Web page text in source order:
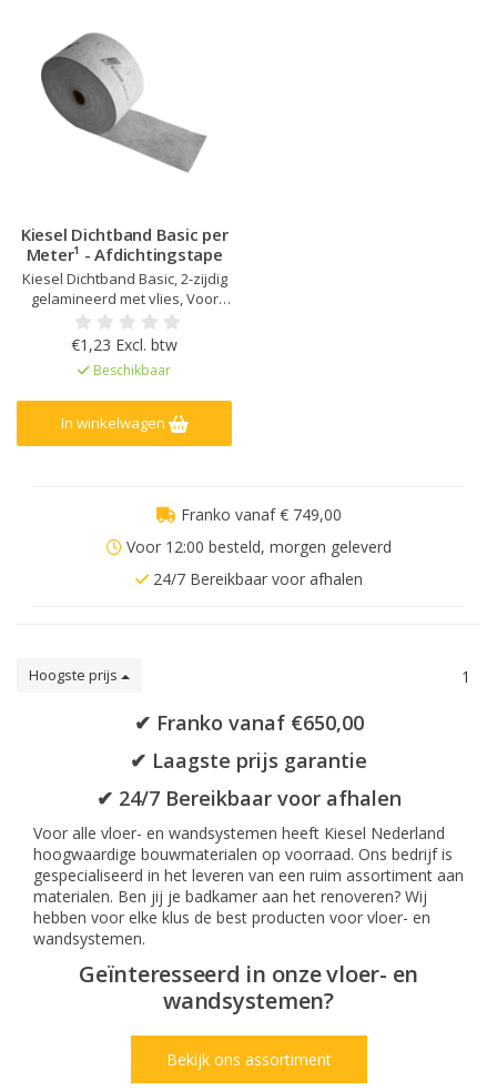
Kiesel Dichtband Basic per
Meter¹ - Afdichtingstape
Kiesel Dichtband Basic, 2-zijdig
gelamineerd met vlies, Voor
natte en vochtige ruimtes en
buiten, Ter versterking van
inwendige hoeken en
overgangsnaden
€1,23 Excl. btw
Beschikbaar
In winkelwagen
Franko vanaf € 749,00
Voor 12:00 besteld, morgen geleverd
24/7 Bereikbaar voor afhalen
Hoogste prijs 1
✔ Franko vanaf €650,00
✔ Laagste prijs garantie
✔ 24/7 Bereikbaar voor afhalen
Voor alle vloer- en wandsystemen heeft Kiesel Nederland
hoogwaardige bouwmaterialen op voorraad. Ons bedrijf is
gespecialiseerd in het leveren van een ruim assortiment aan
materialen. Ben jij je badkamer aan het renoveren? Wij
hebben voor elke klus de best producten voor vloer- en
wandsystemen.
Geïnteresseerd in onze vloer- en
wandsystemen?
Bekijk ons assortiment